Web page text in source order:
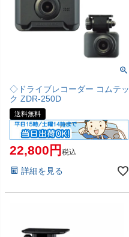
◇ドライブレコーダー コムテッ
ク ZDR-250D
送料無料
22,800 税込
詳細を見る